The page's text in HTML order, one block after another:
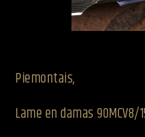
Piemontais,
Lame en damas 90MCV8/